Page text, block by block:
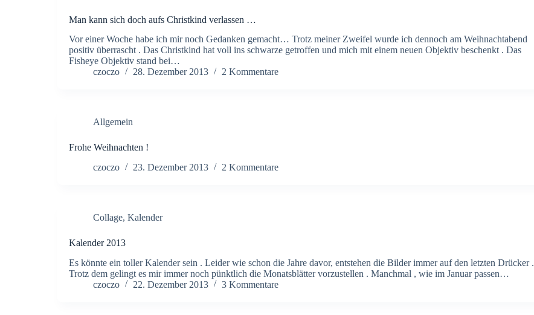
Man kann sich doch aufs Christkind verlassen …
Vor einer Woche habe ich mir noch Gedanken gemacht… Trotz meiner Zweifel wurde ich dennoch am Weihnachtabend
positiv überrascht . Das Christkind hat voll ins schwarze getroffen und mich mit einem neuen Objektiv beschenkt . Das
Fisheye Objektiv stand bei…
czoczo
28. Dezember 2013 2 Kommentare
Allgemein
Frohe Weihnachten !
czoczo
23. Dezember 2013 2 Kommentare
Collage, Kalender
Kalender 2013
Es könnte ein toller Kalender sein . Leider wie schon die Jahre davor, entstehen die Bilder immer auf den letzten Drücker .
Trotz dem gelingt es mir immer noch pünktlich die Monatsblätter vorzustellen . Manchmal , wie im Januar passen…
czoczo
22. Dezember 2013 3 Kommentare